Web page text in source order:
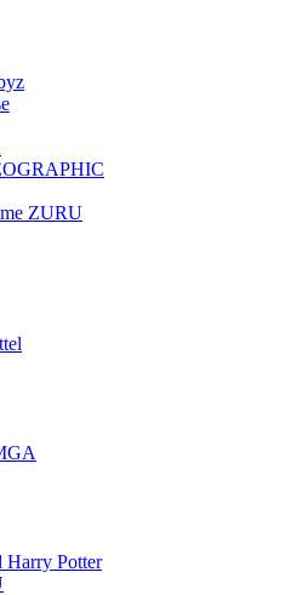
ZURU
Harry Potter